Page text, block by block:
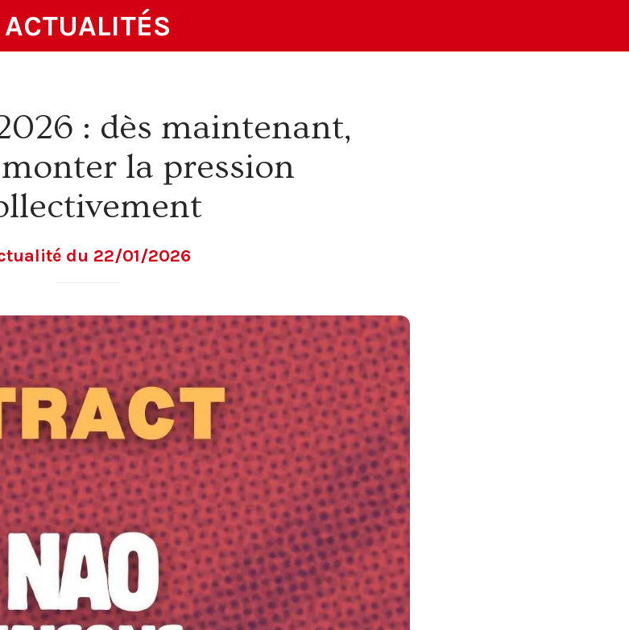
ACTUALITÉS
: dès maintenant,
la pression
du 22/01/2026